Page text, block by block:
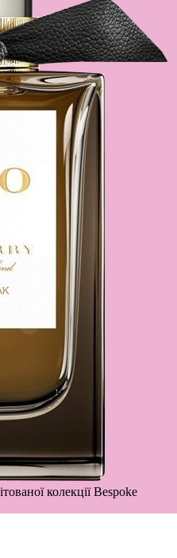
колекції Bespoke